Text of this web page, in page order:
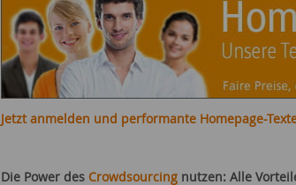
Jetzt anmelden und performante Homepage-
Die Power des Crowdsourcing nutzen: Alle